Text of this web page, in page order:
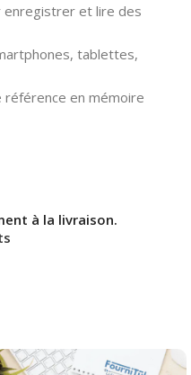
enregistrer et lire des
tablettes,
référence en mémoire
à la livraison.